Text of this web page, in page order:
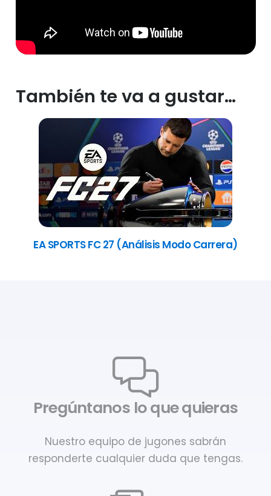
También te va a gustar…
EA SPORTS FC 27 (Análisis Modo Carrera)
Pregúntanos lo que quieras
Nuestro equipo de jugones sabrán
responderte cualquier duda que tengas.